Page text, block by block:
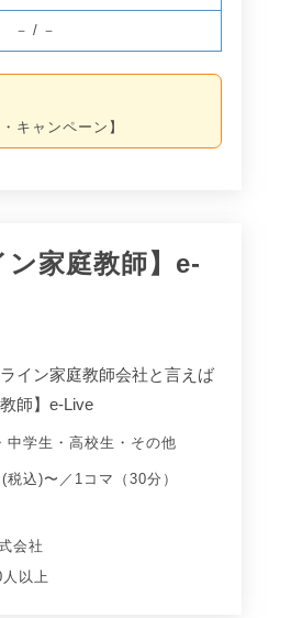
－ /－
キャンペーン】
ン家庭教師】e-
イン家庭教師会社と言えば
師】e-Live
中学生 ・ 高校生 ・ その他
税込)〜／1コマ（30分）
会社
以上